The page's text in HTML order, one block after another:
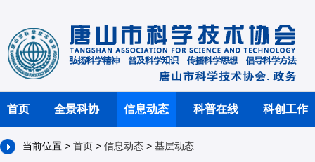
首页 全景科协 信息动态 科普在线 科创工作
当前位置 > 首页 > 信息动态 > 基层动态